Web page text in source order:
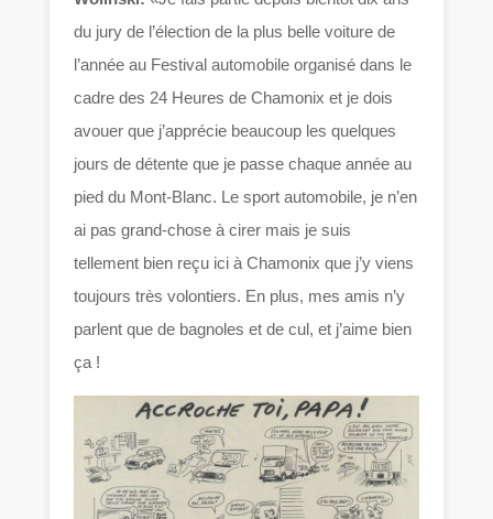
du jury de l’élection de la plus belle voiture de
l’année au Festival automobile organisé dans le
cadre des 24 Heures de Chamonix et je dois
avouer que j’apprécie beaucoup les quelques
jours de détente que je passe chaque année au
pied du Mont-Blanc. Le sport automobile, je n’en
ai pas grand-chose à cirer mais je suis
tellement bien reçu ici à Chamonix que j’y viens
toujours très volontiers. En plus, mes amis n’y
parlent que de bagnoles et de cul, et j’aime bien
ça !